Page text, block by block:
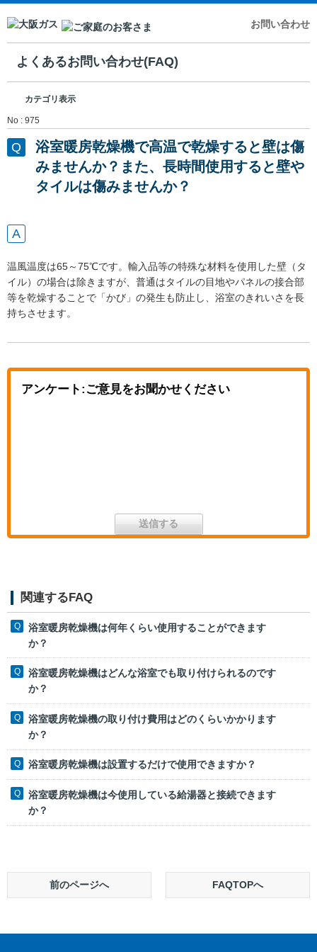
お問い合わせ
よくあるお問い合わせ(FAQ)
カテゴリ表示
No : 975
浴室暖房乾燥機で高温で乾燥すると壁は傷
みませんか？また、長時間使用すると壁や
タイルは傷みませんか？
温風温度は65～75℃です。輸入品等の特殊な材料を使用した壁（タ
イル）の場合は除きますが、普通はタイルの目地やパネルの接合部
等を乾燥することで「かび」の発生も防止し、浴室のきれいさを長
持ちさせます。
アンケート:ご意見をお聞かせください
関連するFAQ
浴室暖房乾燥機は何年くらい使用することができます
か？
浴室暖房乾燥機はどんな浴室でも取り付けられるのです
か？
浴室暖房乾燥機の取り付け費用はどのくらいかかります
か？
浴室暖房乾燥機は設置するだけで使用できますか？
浴室暖房乾燥機は今使用している給湯器と接続できます
か？
前のページへ FAQTOPへ